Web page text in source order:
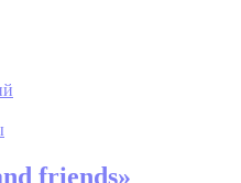
friends»